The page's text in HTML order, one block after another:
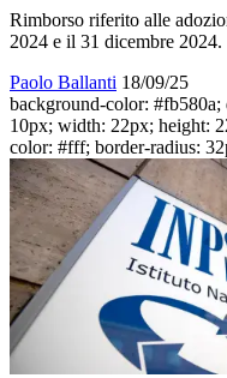
Rimborso riferito alle
2024 e il 31 dicembre 2024.
Paolo Ballanti 18/09/25
background-color:
10px; width: 22px; height:
color: #fff; border-radius: